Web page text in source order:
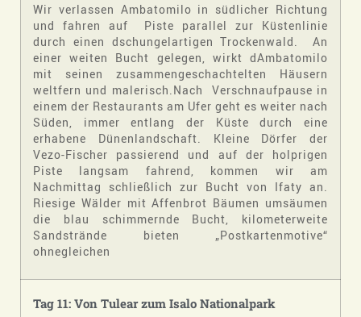
Wir verlassen Ambatomilo in südlicher Richtung
und fahren auf Piste parallel zur Küstenlinie
durch einen dschungelartigen Trockenwald. An
einer weiten Bucht gelegen, wirkt dAmbatomilo
mit seinen zusammengeschachtelten Häusern
weltfern und malerisch.Nach Verschnaufpause in
einem der Restaurants am Ufer geht es weiter nach
Süden, immer entlang der Küste durch eine
erhabene Dünenlandschaft. Kleine Dörfer der
Vezo-Fischer passierend und auf der holprigen
Piste langsam fahrend, kommen wir am
Nachmittag schließlich zur Bucht von Ifaty an.
Riesige Wälder mit Affenbrot Bäumen umsäumen
die blau schimmernde Bucht, kilometerweite
Sandstrände bieten „Postkartenmotive“
ohnegleichen
Tag 11: Von Tulear zum Isalo Nationalpark